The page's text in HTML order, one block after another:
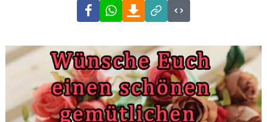
FacebookWhatsAppDownload
Link
Code